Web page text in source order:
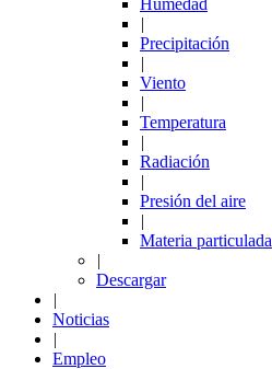
Humedad
|
Precipitación
|
Viento
|
Temperatura
|
Radiación
|
Presión del aire
|
Materia particulada
|
Descargar
|
Noticias
|
Empleo